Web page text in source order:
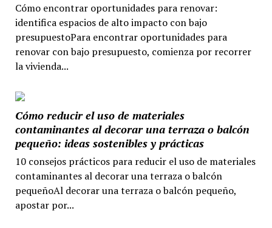
Cómo encontrar oportunidades para renovar:
identifica espacios de alto impacto con bajo
presupuestoPara encontrar oportunidades para
renovar con bajo presupuesto, comienza por recorrer
la vivienda...
Cómo reducir el uso de materiales
contaminantes al decorar una terraza o balcón
pequeño: ideas sostenibles y prácticas
10 consejos prácticos para reducir el uso de materiales
contaminantes al decorar una terraza o balcón
pequeñoAl decorar una terraza o balcón pequeño,
apostar por...